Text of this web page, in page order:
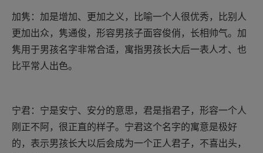
加隽：加是增加、更加之义，比喻一个人很优秀，比别人
更加出众，隽通俊，形容男孩子面容俊俏，长相帅气。加
隽用于男孩名字非常合适，寓指男孩长大后一表人才、也
比平常人出色。
宁君：宁是安宁、安分的意思，君是指君子，形容一个人
刚正不阿，很正直的样子。宁君这个名字的寓意是极好
的，表示男孩长大以后会成为一个正人君子，不喜出头，